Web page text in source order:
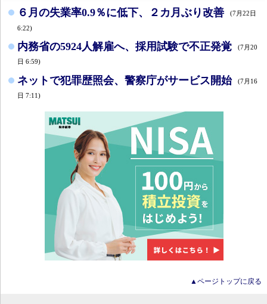
６月の失業率0.9％に低下、２カ月ぶり改善 (7月22日
6:22)
内務省の5924人解雇へ、採用試験で不正発覚
(7月20
日 6:59)
ネットで犯罪歴照会、警察庁がサービス開始
(7月16
日 7:11)
▲ページトップに戻る